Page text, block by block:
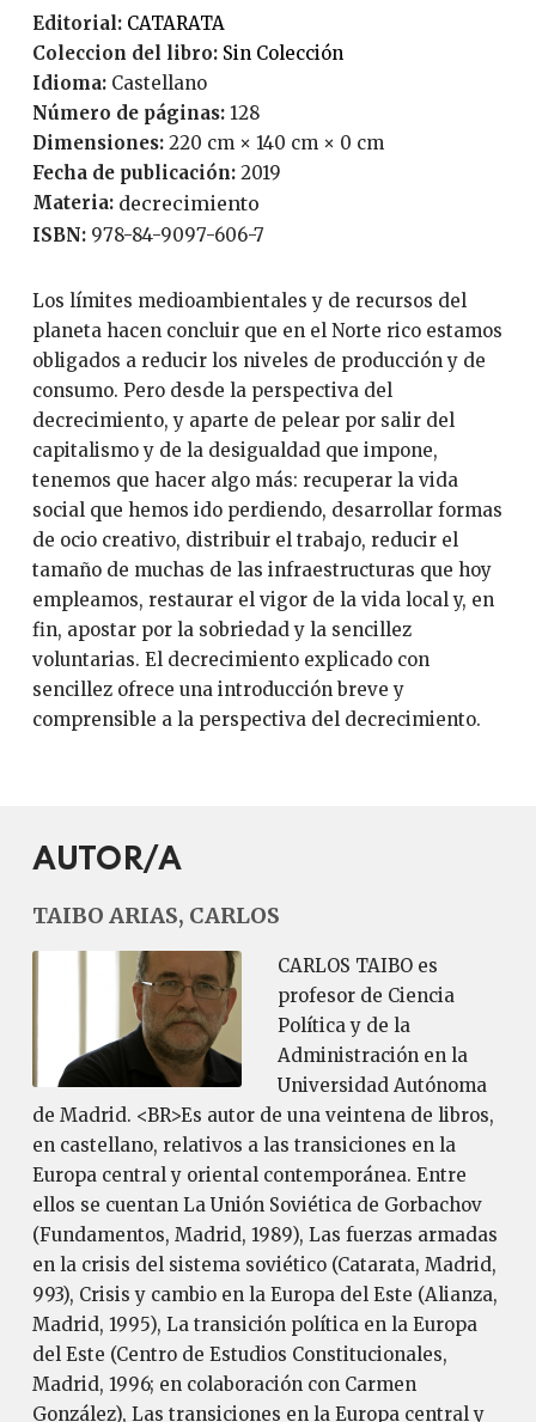
Editorial:
CATARATA
Coleccion del libro:
Sin Colección
Idioma:
Castellano
Número de páginas: 128
Dimensiones: 220 cm × 140 cm × 0 cm
Fecha de publicación:
2019
Materia: decrecimiento
ISBN: 978-84-9097-606-7
Los límites medioambientales y de recursos del
planeta hacen concluir que en el Norte rico estamos
obligados a reducir los niveles de producción y de
consumo. Pero desde la perspectiva del
decrecimiento, y aparte de pelear por salir del
capitalismo y de la desigualdad que impone,
tenemos que hacer algo más: recuperar la vida
social que hemos ido perdiendo, desarrollar formas
de ocio creativo, distribuir el trabajo, reducir el
tamaño de muchas de las infraestructuras que hoy
empleamos, restaurar el vigor de la vida local y, en
fin, apostar por la sobriedad y la sencillez
voluntarias. El decrecimiento explicado con
sencillez ofrece una introducción breve y
comprensible a la perspectiva del decrecimiento.
AUTOR/A
TAIBO ARIAS, CARLOS
CARLOS TAIBO es
profesor de Ciencia
Política y de la
Administración en la
Universidad Autónoma
de Madrid. <BR>Es autor de una veintena de libros,
en castellano, relativos a las transiciones en la
Europa central y oriental contemporánea. Entre
ellos se cuentan La Unión Soviética de Gorbachov
(Fundamentos, Madrid, 1989), Las fuerzas armadas
en la crisis del sistema soviético (Catarata, Madrid,
993), Crisis y cambio en la Europa del Este (Alianza,
Madrid, 1995), La transición política en la Europa
del Este (Centro de Estudios Constitucionales,
Madrid, 1996; en colaboración con Carmen
González), Las transiciones en la Europa central y